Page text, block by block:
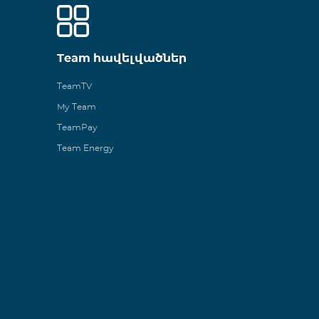
Team հավելվածներ
TeamTV
My Team
TeamPay
Team Energy